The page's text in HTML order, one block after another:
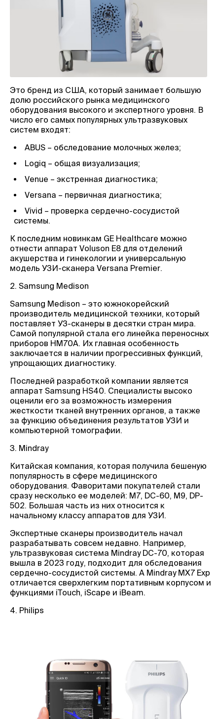
Это бренд из США, который занимает большую
долю российского рынка медицинского
оборудования высокого и экспертного уровня. В
число его самых популярных ультразвуковых
систем входят:
ABUS – обследование молочных желез;
Logiq – общая визуализация;
Venue – экстренная диагностика;
Versana – первичная диагностика;
Vivid – проверка сердечно-сосудистой
системы.
К последним новинкам GE Healthcare можно
отнести аппарат Voluson E8 для отделений
акушерства и гинекологии и универсальную
модель УЗИ-сканера Versana Premier.
2. Samsung Medison
Samsung Medison – это южнокорейский
производитель медицинской техники, который
поставляет УЗ-сканеры в десятки стран мира.
Самой популярной стала его линейка переносных
приборов HM70A. Их главная особенность
заключается в наличии прогрессивных функций,
упрощающих диагностику.
Последней разработкой компании является
аппарат Samsung HS40. Специалисты высоко
оценили его за возможность измерения
жесткости тканей внутренних органов, а также
за функцию объединения результатов УЗИ и
компьютерной томографии.
3. Mindray
Китайская компания, которая получила бешеную
популярность в сфере медицинского
оборудования. Фаворитами покупателей стали
сразу несколько ее моделей: M7, DC-60, M9, DP-
502. Большая часть из них относится к
начальному классу аппаратов для УЗИ.
Экспертные сканеры производитель начал
разрабатывать совсем недавно. Например,
ультразвуковая система Mindray DC-70, которая
вышла в 2023 году, подходит для обследования
сердечно-сосудистой системы. А Mindray MX7 Exp
отличается сверхлегким портативным корпусом и
функциями iTouch, iScape и iBeam.
4. Philips